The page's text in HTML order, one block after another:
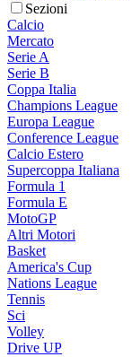
Sezioni
Calcio
Mercato
Serie A
Serie B
Coppa Italia
Champions League
Europa League
Conference League
Calcio Estero
Supercoppa Italiana
Formula 1
Formula E
MotoGP
Altri Motori
Basket
America's Cup
Nations League
Tennis
Sci
Volley
Drive UP